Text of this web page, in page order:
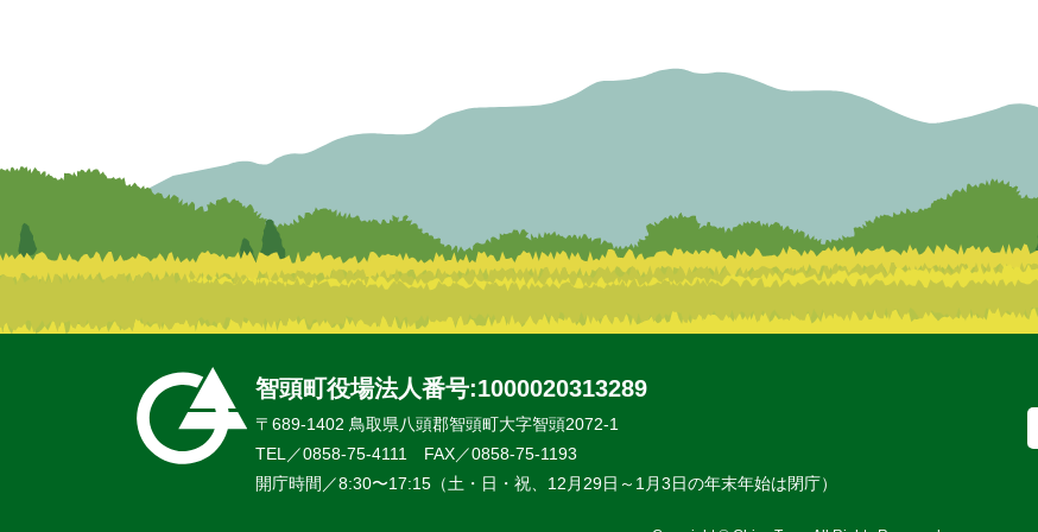
智頭町役場法人番号:1000020313289
〒689-1402 鳥取県八頭郡智頭町大字智頭2072-1
TEL／0858-75-4111 FAX／0858-75-1193
開庁時間／8:30〜17:15（土・日・祝、12月29日～1月3日の年末年始は閉庁）